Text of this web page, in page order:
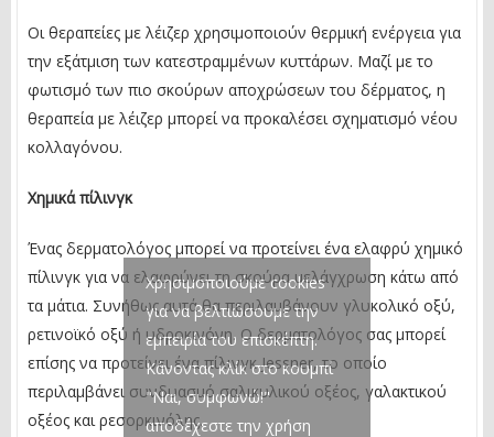
Χρησιμοποιούμε cookies
για να βελτιώσουμε την
εμπειρία του επισκέπτη.
Κάνοντας κλίκ στο κουμπί
"Ναι, συμφωνώ!"
αποδέχεστε την χρήση
Οι θεραπείες με λέιζερ χρησιμοποιούν θερμική ενέργεια για
την εξάτμιση των κατεστραμμένων κυττάρων. Μαζί με το
φωτισμό των πιο σκούρων αποχρώσεων του δέρματος, η
θεραπεία με λέιζερ μπορεί να προκαλέσει σχηματισμό νέου
κολλαγόνου.
Χημικά πίλινγκ
Ένας δερματολόγος μπορεί να προτείνει ένα ελαφρύ χημικό
πίλινγκ για να ελαφρύνει τη σκούρα μελάγχρωση κάτω από
τα μάτια. Συνήθως αυτά θα περιλαμβάνουν γλυκολικό οξύ,
ρετινοϊκό οξύ ή υδροκινόνη. Ο δερματολόγος σας μπορεί
επίσης να προτείνει ένα πίλινγκ Jessner, το οποίο
περιλαμβάνει συνδυασμό σαλικυλικού οξέος, γαλακτικού
οξέος και ρεσορκινόλης.